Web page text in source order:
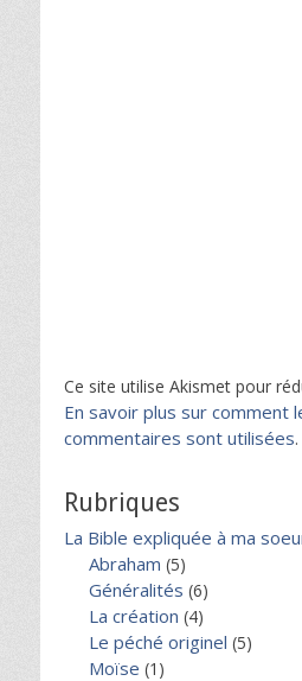
Ce site utilise Akismet pour
En savoir plus sur comment
commentaires sont utilisées.
Rubriques
La Bible expliquée à ma
Abraham (5)
Généralités (6)
La création (4)
Le péché originel (5)
Moïse (1)